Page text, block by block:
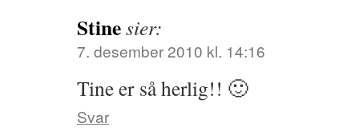
Stinesier:
7. desember 2010 kl. 14:16
Tine er så herlig!! 🙂
Svar